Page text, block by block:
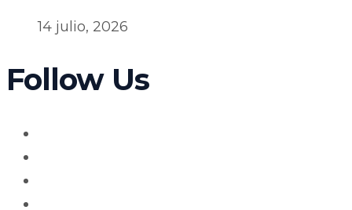
14 julio, 2026
Follow Us